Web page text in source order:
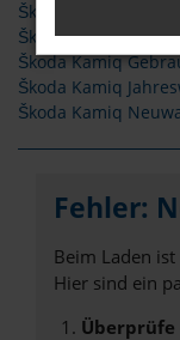
Škoda Kamiq
Škoda Kamiq
Škoda Kamiq
Škoda Kamiq
Škoda Kamiq
Fehler:
Beim Laden
Hier sind ein